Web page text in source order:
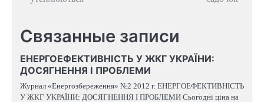
Связанные записи
ЕНЕРГОЕФЕКТИВНІСТЬ У ЖКГ УКРАЇНИ:
ДОСЯГНЕННЯ І ПРОБЛЕМИ
Журнал «Енергозбереження» №2 2012 г. ЕНЕРГОЕФЕКТИВНІСТЬ
У ЖКГ УКРАЇНИ: ДОСЯГНЕННЯ І ПРОБЛЕМИ Сьогодні ціна на